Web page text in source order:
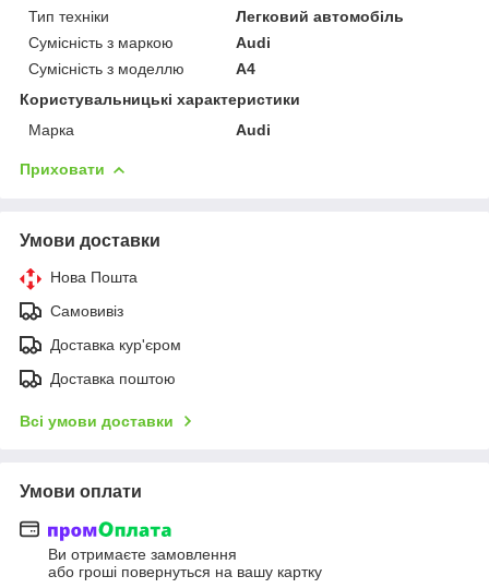
Тип техніки
Легковий автомобіль
Сумісність з маркою
Audi
Сумісність з моделлю
A4
Користувальницькі характеристики
Марка
Audi
Приховати
Умови доставки
Нова Пошта
Самовивіз
Доставка кур'єром
Доставка поштою
Всі умови доставки
Умови оплати
Ви отримаєте замовлення
або гроші повернуться на вашу картку